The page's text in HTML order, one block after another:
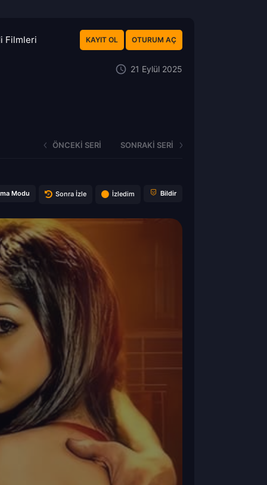
Filmleri KAYIT OL OTURUM AÇ
21 Eylül 2025
ÖNCEKI SERI SONRAKI SERI
Modu Sonra İzle İzledim Bildir